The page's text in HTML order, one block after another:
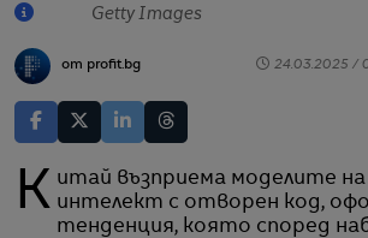
Getty Images
от profit.bg 24.03.2025 /
Китай възприема моделите на изкуствен интелект с отворен код,
тенденция, която според